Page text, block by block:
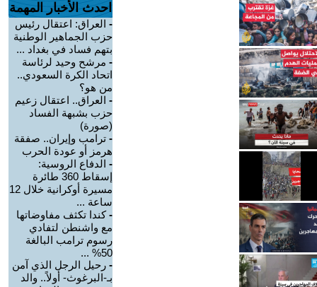
احدث الأخبار المهمة
- العراق: اعتقال رئيس
حزب الجماهير الوطنية
بتهم فساد في بغداد ...
- مرشح وحيد لرئاسة
اتحاد الكرة السعودي..
من هو؟
- العراق.. اعتقال زعيم
حزب بشبهة الفساد
(صورة)
- ترامب وإيران.. صفقة
هرمز أو عودة الحرب
- الدفاع الروسية:
إسقاط 360 طائرة
مسيرة أوكرانية خلال 12
ساعة ...
-كندا تكثف مفاوضاتها
مع واشنطن لتفادي
رسوم ترامب البالغة
50% ...
- رحيل الرجل الذي آمن
بـ-البرغوث- أولاً.. والد